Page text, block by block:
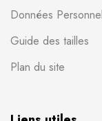
Données
Guide des tailles
Plan du site